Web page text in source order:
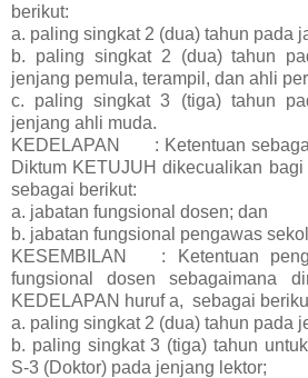
berikut:
a. paling singkat 2 (dua) tahun pada
b. paling singkat 2 (dua) tahun
jenjang pemula, terampil, dan ahli
c. paling singkat 3 (tiga) tahun
jenjang ahli muda.
KEDELAPAN
: Ketentuan
Diktum KETUJUH dikecualikan
sebagai berikut:
a. jabatan fungsional dosen; dan
b. jabatan fungsional pengawas
KESEMBILAN
: Ketentuan
fungsional dosen sebagaimana
KEDELAPAN huruf a, sebagai
a. paling singkat 2 (dua) tahun pada
b. paling singkat 3 (tiga) tahun
S-3 (Doktor) pada jenjang lektor;